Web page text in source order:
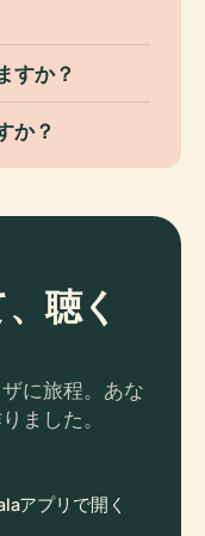
すか？
か？
聴く
に旅程。あな
ました。
アプリで開く